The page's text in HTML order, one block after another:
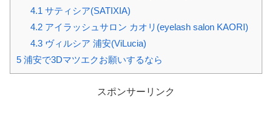
4.1 サティシア(SATIXIA)
4.2アイラッシュサロン カオリ(eyelash salon KAORI)
4.3ヴィルシア 浦安(ViLucia)
5 浦安で3Dマツエクお願いするなら
スポンサーリンク